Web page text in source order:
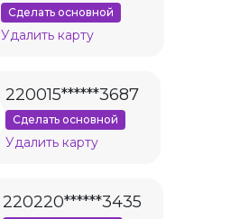
Сделать основной
Удалить карту
220015******3687
Сделать основной
Удалить карту
220220******3435